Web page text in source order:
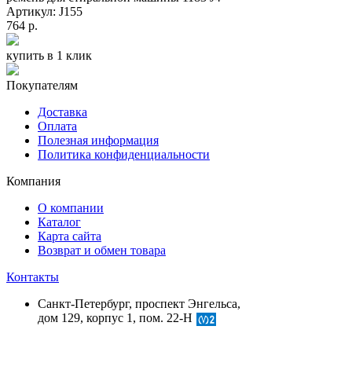
Артикул: J155
764 р.
купить в 1 клик
Покупателям
Доставка
Оплата
Полезная информация
Политика конфиденциальности
Компания
О компании
Каталог
Карта сайта
Возврат и обмен товара
Контакты
Санкт-Петербург, проспект Энгельса,
дом 129, корпус 1, пом. 22-Н